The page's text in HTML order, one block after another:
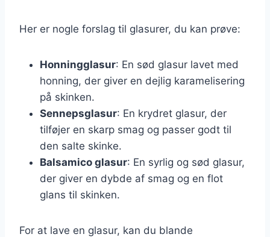
Her er nogle forslag til glasurer, du kan prøve:
Honningglasur: En sød glasur lavet med
honning, der giver en dejlig karamelisering
på skinken.
Sennepsglasur: En krydret glasur, der
tilføjer en skarp smag og passer godt til
den salte skinke.
Balsamico glasur: En syrlig og sød glasur,
der giver en dybde af smag og en flot
glans til skinken.
For at lave en glasur, kan du blande